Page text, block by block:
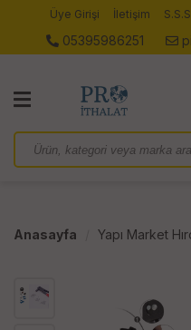
Üye Girişi İletişim
05395986251
Anasayfa Yapı Market